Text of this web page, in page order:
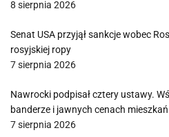
8 sierpnia 2026
Senat USA przyjął sankcje wobec
rosyjskiej ropy
7 sierpnia 2026
Nawrocki podpisał cztery ustawy.
banderze i jawnych cenach mieszkań
7 sierpnia 2026